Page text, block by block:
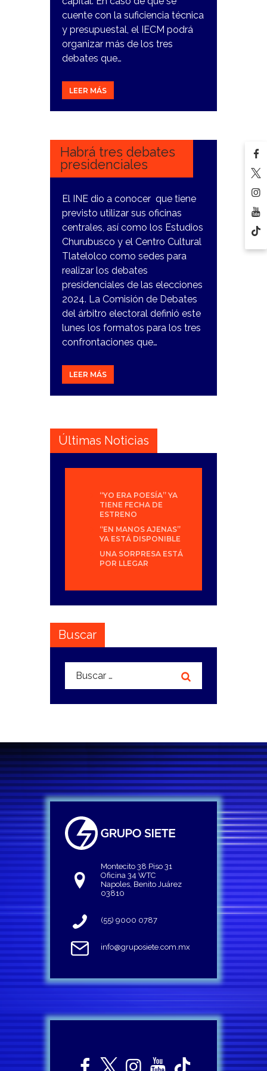
cuente con la suficiencia técnica
y presupuestal, el IECM podrá
organizar más de los tres
debates que…
LEER MÁS
16
Habrá tres debates
presidenciales
El INE dio a conocer que tiene
previsto utilizar sus oficinas
centrales, así como los Estudios
Churubusco y el Centro Cultural
Tlatelolco como sedes para
realizar los debates
presidenciales de las elecciones
2024. La Comisión de Debates
del árbitro electoral definió este
lunes los formatos para los tres
confrontaciones que…
LEER MÁS
Últimas Noticias
“YO ERA POESÍA” YA
TIENE FECHA DE
ESTRENO
“EN MANOS AJENAS”
YA ESTÁ DISPONIBLE
UNA SORPRESA ESTÁ
POR LLEGAR
Buscar
Buscar:
Montecito 38 Piso 31
Oficina 34 WTC
Napoles, Benito Juárez
03810
(55) 9000 0787
info@gruposiete.com.mx